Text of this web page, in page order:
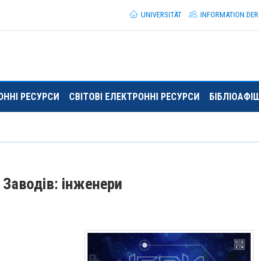
UNIVERSITÄT
INFORMATION
РЕСУРСИ СВІТОВІ ЕЛЕКТРОННІ РЕСУРСИ
Заводів: інженери